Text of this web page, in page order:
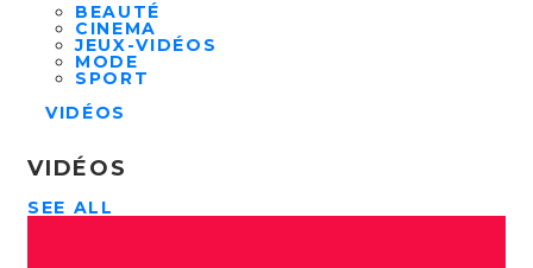
BEAUTÉ
CINEMA
JEUX-VIDÉOS
MODE
SPORT
VIDÉOS
VIDÉOS
SEE ALL